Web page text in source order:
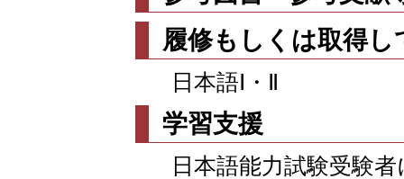
履修もしくは取得
日本語Ⅰ・Ⅱ
学習支援
日本語能力試験受験